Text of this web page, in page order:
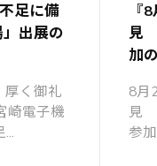
足に備
出展の
厚く御礼
崎電子機
『
見
加
8月
見
参